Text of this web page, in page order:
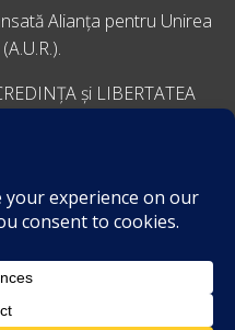
Alianța pentru Unirea
(A.U.R.).
și LIBERTATEA
DE NOI
AUR
confidențialitate